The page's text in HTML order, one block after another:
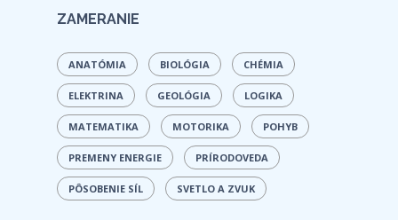
ZAMERANIE
ANATÓMIA BIOLÓGIA CHÉMIA
ELEKTRINA GEOLÓGIA LOGIKA
MATEMATIKA MOTORIKA POHYB
PREMENY ENERGIE PRÍRODOVEDA
PÔSOBENIE SÍL SVETLO A ZVUK